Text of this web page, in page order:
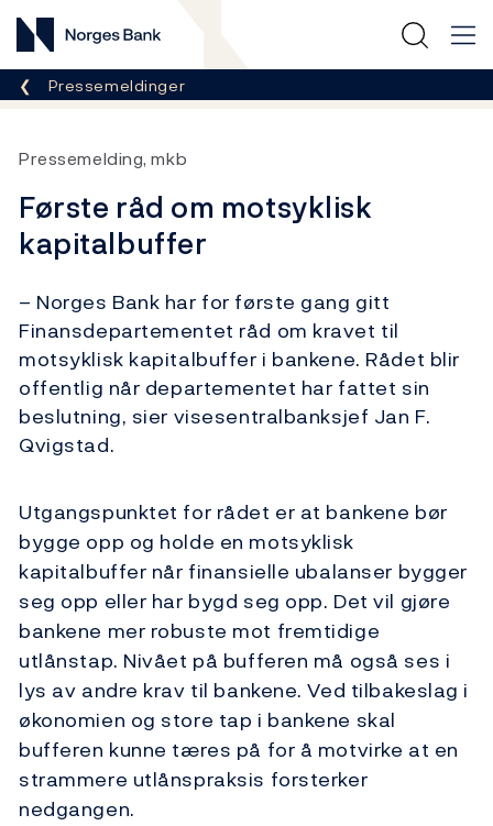
Norges Bank
Her er du nå:
Pressemeldinger
Pressemelding, mkb
Første råd om motsyklisk
kapitalbuffer
– Norges Bank har for første gang gitt
Finansdepartementet råd om kravet til
motsyklisk kapitalbuffer i bankene. Rådet blir
offentlig når departementet har fattet sin
beslutning, sier visesentralbanksjef Jan F.
Qvigstad.
Utgangspunktet for rådet er at bankene bør
bygge opp og holde en motsyklisk
kapitalbuffer når finansielle ubalanser bygger
seg opp eller har bygd seg opp. Det vil gjøre
bankene mer robuste mot fremtidige
utlånstap. Nivået på bufferen må også ses i
lys av andre krav til bankene. Ved tilbakeslag i
økonomien og store tap i bankene skal
bufferen kunne tæres på for å motvirke at en
strammere utlånspraksis forsterker
nedgangen.